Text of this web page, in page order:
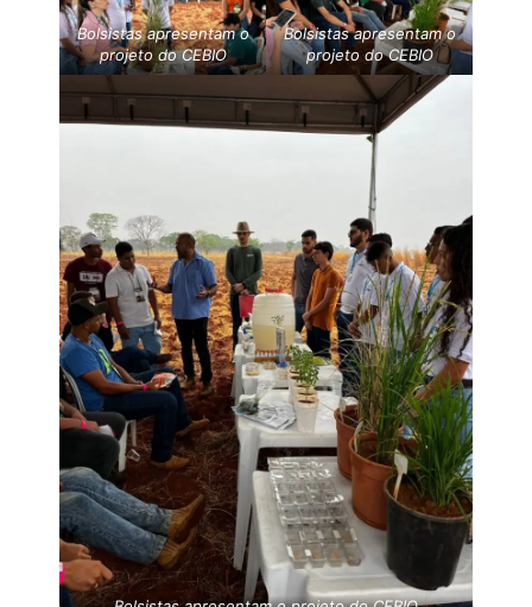
Bolsistas apresentam o
projeto do CEBIO
Bolsistas apresentam o
projeto do CEBIO